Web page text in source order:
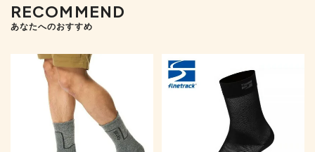
RECOMMEND
あなたへのおすすめ